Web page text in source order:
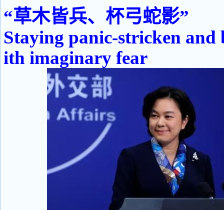
“草木皆兵、杯弓蛇影”
Staying panic-stricken
ith imaginary fear